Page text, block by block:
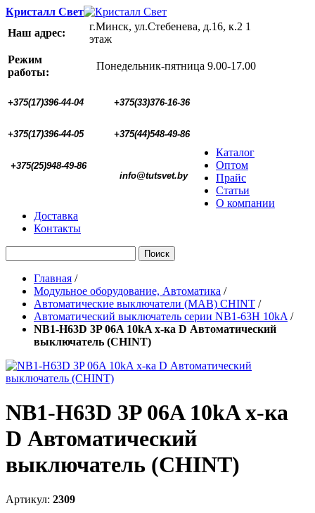
Кристалл Свет
Наш адрес:
г.Минск, ул.Стебенева, д.16, к.2 1
этаж
Режим
работы:
Понедельник-пятница 9.00-17.00
+375(17)396-44-04 +375(33)376-16-36
+375(17)396-44-05 +375(44)548-49-86
+375(25)948-49-86
  info@tutsvet.by
Каталог
Оптом
Прайс
Статьи
О компании
Доставка
Контакты
Поиск
Главная /
Модульное оборудование, Автоматика /
Автоматические выключатели (МАВ) CHINT /
Автоматический выключатель серии NB1-63H 10kA /
NB1-H63D 3P 06A 10kA х-ка D Автоматический
выключатель (CHINT)
NB1-H63D 3P 06A 10kA х-ка
D Автоматический
выключатель (CHINT)
Артикул: 2309